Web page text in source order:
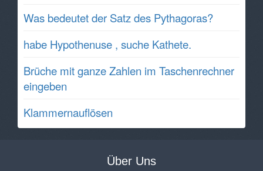
Was bedeutet der Satz des Pythagoras?
habe Hypothenuse , suche Kathete.
Brüche mit ganze Zahlen im Taschenrechner
eingeben
Klammernauflösen
Über Uns